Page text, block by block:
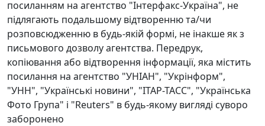
посиланням на агентство "Інтерфакс-Україна", не
підлягають подальшому відтворенню та/чи
розповсюдженню в будь-якій формі, не інакше як з
письмового дозволу агентства. Передрук,
копіювання або відтворення інформації, яка містить
посилання на агентство "УНІАН", "Укрінформ",
"УНН", "Українські новини", "ІТАР-ТАСС", "Українська
Фото Група" і "Reuters" в будь-якому вигляді суворо
заборонено